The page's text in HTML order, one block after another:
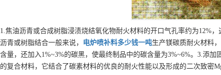
1.焦油沥青或合成树脂浸渍烧结氧化物耐火材料的开口气孔率约为12%
沥青或树脂结合一般来说， 电炉喷补料多少钱一吨生产镁碳质耐火材料
含量，还加入1%~3%的碳黑，使最终制品中的碳含量为3%~6%。3.添
的复合材料，它结合了碳素材料的优良的耐火性能以及形成的二次致密